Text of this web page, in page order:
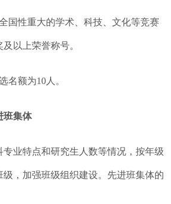
国性重大的学术、科技、文化等竞赛
以上荣誉称号。
名额为10人。
班集体
专业特点和研究生人数等情况，按年级
，加强班级组织建设。先进班集体的